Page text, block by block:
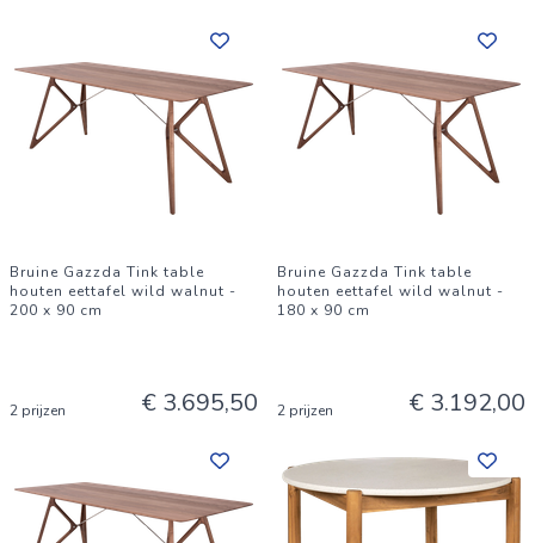
Bruine Gazzda Tink table
houten eettafel wild walnut -
200 x 90 cm
2 prijzen € 3.695,50
Bruine Gazzda Tink table
houten eettafel wild walnut -
180 x 90 cm
2 prijzen € 3.192,00